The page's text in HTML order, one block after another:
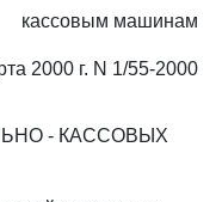
кассовым машинам
2000 г. N 1/55-2000
- КАССОВЫХ